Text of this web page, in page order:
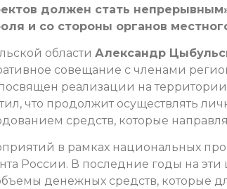
должен стать
и со стороны органов
области Александр
совещание с членами
реализации на
что продолжит осуществлять
средств, которые
в рамках национальных
России. В последние годы на эти
денежных средств, которые